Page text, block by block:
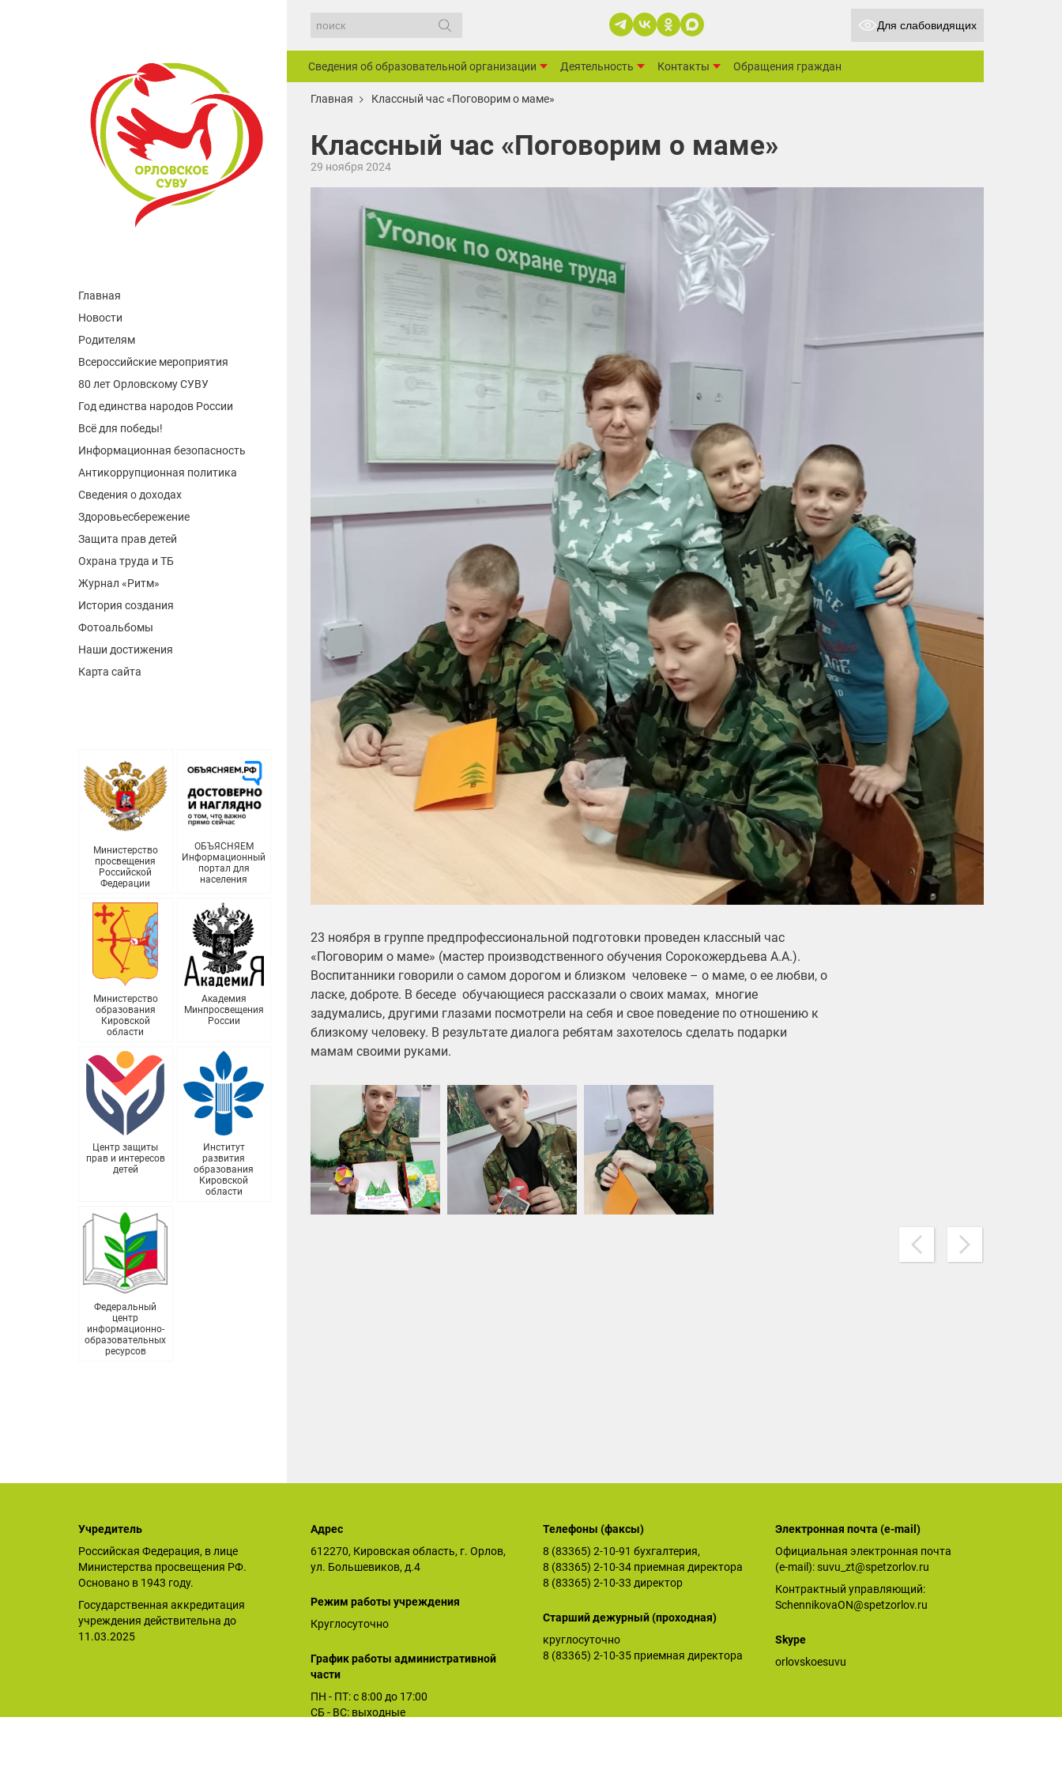
Главная
Новости
Родителям
Всероссийские мероприятия
80 лет Орловскому СУВУ
Год единства народов России
Всё для победы!
Информационная безопасность
Антикоррупционная политика
Сведения о доходах
Здоровьесбережение
Защита прав детей
Охрана труда и ТБ
Журнал «Ритм»
История создания
Фотоальбомы
Наши достижения
Карта сайта
Министерство
просвещения
Российской
Федерации
ОБЪЯСНЯЕМ
Информационный
портал для
населения
Министерство
образования
Кировской
области
Академия
Минпросвещения
России
Центр защиты
прав и интересов
детей
Институт
развития
образования
Кировской
области
Федеральный
центр
информационно-
образовательных
ресурсов
Для слабовидящих
Сведения об образовательной организации Деятельность Контакты Обращения граждан
Главная Классный час «Поговорим о маме»
Классный час «Поговорим о маме»
29 ноября 2024
23 ноября в группе предпрофессиональной подготовки проведен классный час
«Поговорим о маме» (мастер производственного обучения Сорокожердьева А.А.).
Воспитанники говорили о самом дорогом и близком человеке – о маме, о ее любви, о
ласке, доброте. В беседе обучающиеся рассказали о своих мамах, многие
задумались, другими глазами посмотрели на себя и свое поведение по отношению к
близкому человеку. В результате диалога ребятам захотелось сделать подарки
мамам своими руками.
Учредитель
Российская Федерация, в лице
Министерства просвещения РФ.
Основано в 1943 году.
Государственная аккредитация
учреждения действительна до
11.03.2025
Адрес
612270, Кировская область, г. Орлов,
ул. Большевиков, д.4
Режим работы учреждения
Круглосуточно
График работы административной
части
ПН - ПТ: с 8:00 до 17:00
СБ - ВС: выходные
Телефоны (факсы)
8 (83365) 2-10-91 бухгалтерия,
8 (83365) 2-10-34 приемная директора
8 (83365) 2-10-33 директор
Старший дежурный (проходная)
круглосуточно
8 (83365) 2-10-35 приемная директора
Электронная почта (е-mail)
Официальная электронная почта
(е-mail):suvu_zt@spetzorlov.ru
Контрактный управляющий:
SchennikovaON@spetzorlov.ru
Skype
orlovskoesuvu